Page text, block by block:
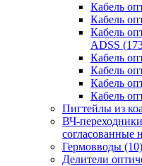
Кабель
Кабель
Кабель
ADSS
Кабель
Кабель
Кабель
Кабель
Пигтейлы из
ВЧ-
согласованные
Гермовводы (10)
Делители